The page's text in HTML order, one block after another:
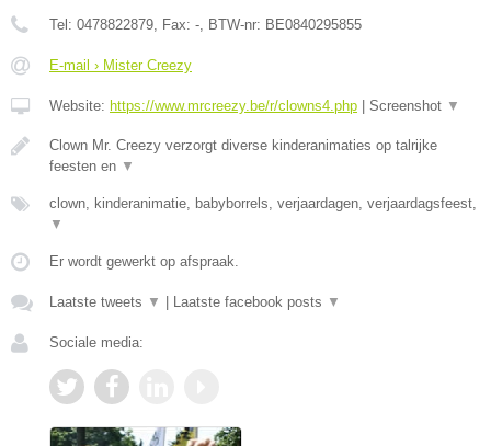
Tel: 0478822879, Fax: -, BTW-nr: BE0840295855
E-mail › Mister Creezy
Website: https://www.mrcreezy.be/r/clowns4.php Screenshot ▼
Clown Mr. Creezy verzorgt diverse kinderanimaties op talrijke
feesten en ▼
clown, kinderanimatie, babyborrels, verjaardagen, verjaardagsfeest,
▼
Er wordt gewerkt op afspraak.
Laatste tweets ▼ Laatste facebook posts ▼
Sociale media: